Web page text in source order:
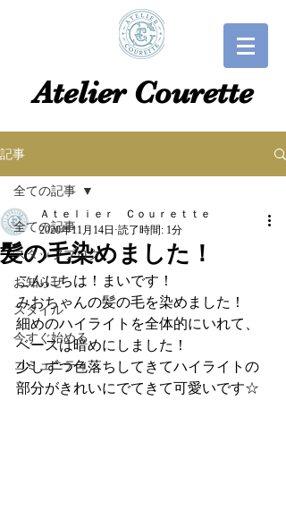
​​Atelier Courette​
記事
全ての記事
スタッフブログ
お知らせ
スタイル
今すぐ始める
コミュニティ
全ての記事
髪の毛染めました！
Ａｔｅｌｉｅｒ Ｃｏｕｒｅｔｔｅ
2020年11月14日 読了時間: 1分
こんにちは！まいです！
みおちゃんの髪の毛を染めました！
細めのハイライトを全体的にいれて、
ベースは暗めにしました！
少しずつ色落ちしてきてハイライトの
部分がきれいにでてきて可愛いです☆